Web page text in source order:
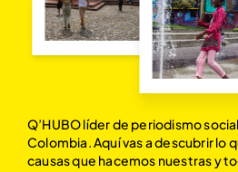
Q’HUBO líder de periodismo
Colombia. Aquí vas a descubrir lo
causas que hacemos nuestras y